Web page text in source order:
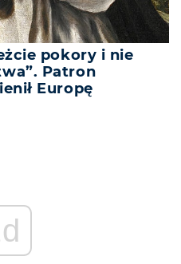
pokory i nie
Patron
Europę